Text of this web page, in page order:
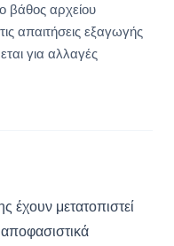
βάθος αρχείου
απαιτήσεις εξαγωγής
για αλλαγές
έχουν μετατοπιστεί